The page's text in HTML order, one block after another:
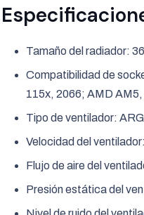
Tamaño del radiador:
Compatibilidad de
115x, 2066; AMD
Tipo de ventilador:
Velocidad del
Flujo de aire del
Presión estática del